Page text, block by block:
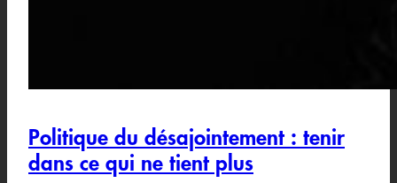
Politique du désajointement : tenir
dans ce qui ne tient plus